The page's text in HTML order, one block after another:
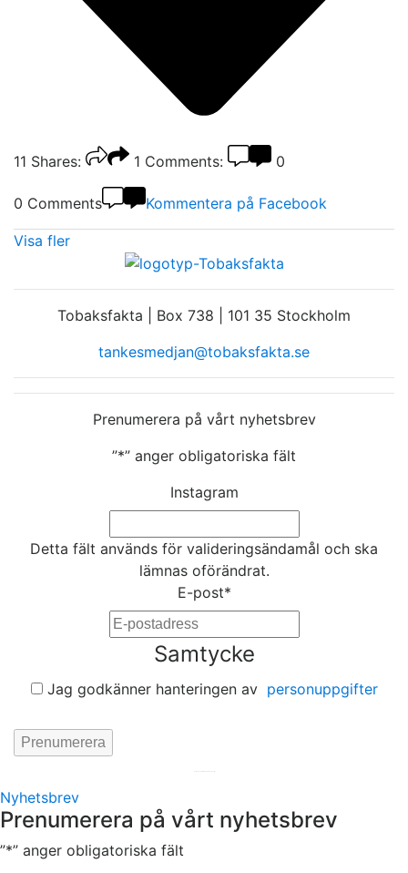
11 Shares: 1 Comments: 0
0 Comments Kommentera på Facebook
Visa fler
Tobaksfakta | Box 738 | 101 35 Stockholm
tankesmedjan@tobaksfakta.se
Prenumerera på vårt nyhetsbrev
”*” anger obligatoriska fält
Instagram
Detta fält används för valideringsändamål och ska
lämnas oförändrat.
E-post*
Samtycke
Jag godkänner hanteringen av personuppgifter
Nyhetsbrev
Prenumerera på vårt nyhetsbrev
”*” anger obligatoriska fält